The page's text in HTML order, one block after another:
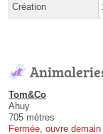
Création
Tom&Co
Ahuy
705 mètres
Fermée, ouvre